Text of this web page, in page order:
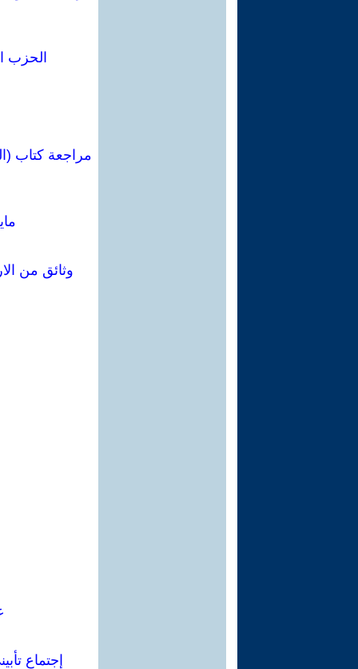
الحزب
مراجعة كتاب
وثائق من
إجتماع